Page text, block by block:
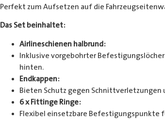
Perfekt zum Aufsetzen auf die
Das Set beinhaltet:
Airlineschienen halbrund:
Inklusive vorgebohrter
hinten.
Endkappen:
Bieten Schutz gegen Schnittverletzungen
6 x Fittinge Ringe:
Flexibel einsetzbare Befestigungspunkte